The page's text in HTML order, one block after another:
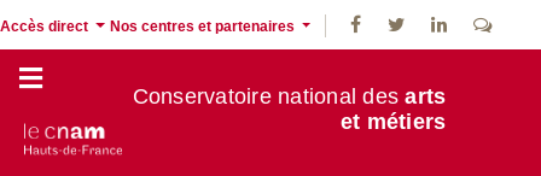
Accès direct Nos centres et partenaires
Conservatoire national desarts
et métiers